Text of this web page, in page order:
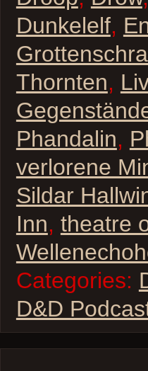
Dunkelelf,
Thornten,
Phandalin,
verlorene
Sildar
Inn, theatre
Categories:
D&D